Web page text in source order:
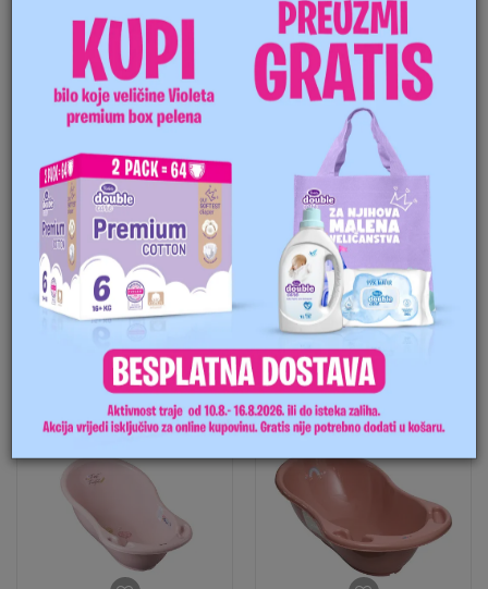
TEGA KADICA 102CM
METEO, TURQUOISE
25,90
BAM
KUPI
TEGA KADICA 86CM
FOREST FAIRYTALE
22,90 BAM
KUPI